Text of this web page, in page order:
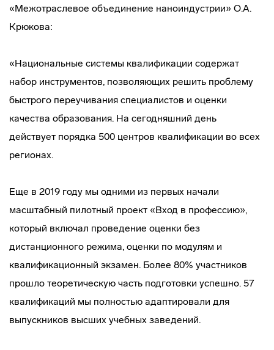
«Межотраслевое объединение наноиндустрии» О.А.
Крюкова:
«Национальные системы квалификации содержат
набор инструментов, позволяющих решить проблему
быстрого переучивания специалистов и оценки
качества образования. На сегодняшний день
действует порядка 500 центров квалификации во всех
регионах.
Еще в 2019 году мы одними из первых начали
масштабный пилотный проект «Вход в профессию»,
который включал проведение оценки без
дистанционного режима, оценки по модулям и
квалификационный экзамен. Более 80% участников
прошло теоретическую часть подготовки успешно. 57
квалификаций мы полностью адаптировали для
выпускников высших учебных заведений.